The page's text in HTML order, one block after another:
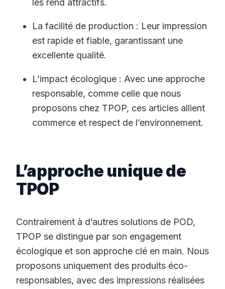
les rend attractifs.
La facilité de production : Leur impression
est rapide et fiable, garantissant une
excellente qualité.
L’impact écologique : Avec une approche
responsable, comme celle que nous
proposons chez TPOP, ces articles allient
commerce et respect de l’environnement.
L’approche unique de
TPOP
Contrairement à d’autres solutions de POD,
TPOP se distingue par son engagement
écologique et son approche clé en main. Nous
proposons uniquement des produits éco-
responsables, avec des impressions réalisées